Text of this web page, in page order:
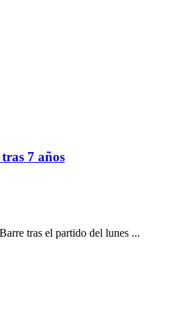
7 años
tras el partido del lunes ...